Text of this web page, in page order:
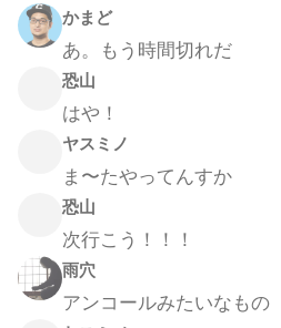
かまど
あ。もう時間切れだ
恐山
はや！
ヤスミノ
ま〜たやってんすか
恐山
次行こう！！！
雨穴
アンコールみたいなもの